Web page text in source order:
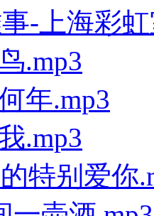
-上海彩
.mp3
年.mp3
.mp3
特别爱你